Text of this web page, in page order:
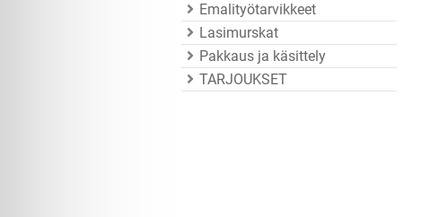
Emalityötarvikkeet
Lasimurskat
Pakkaus ja käsittely
TARJOUKSET